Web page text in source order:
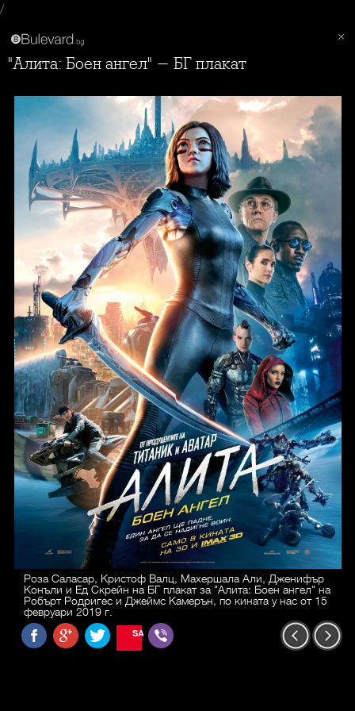
/
"Алита: Боен ангел" - БГ плакат
Роза Саласар, Кристоф Валц, Махершала Али, Дженифър
Конъли и Ед Скрейн на БГ плакат за "Алита: Боен ангел" на
Робърт Родригес и Джеймс Камерън, по кината у нас от 15
февруари 2019 г.
SAVE